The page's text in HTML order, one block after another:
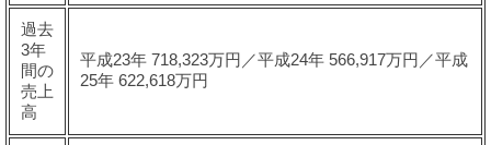
過去
3年
間の
売上
高
平成23年 718,323万円／平成24年 566,917万円／平成
25年 622,618万円